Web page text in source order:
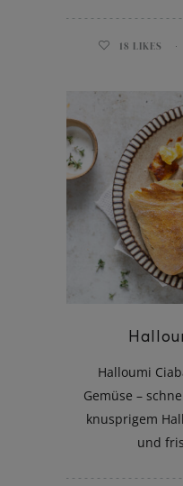
18 LIKES
Halloumi
Gemüse –
knusprigem
und